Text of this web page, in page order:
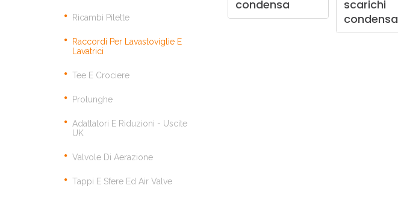
Ricambi Pilette
Raccordi Per Lavastoviglie E
Lavatrici
Tee E Crociere
Prolunghe
Adattatori E Riduzioni - Uscite
UK
Valvole Di Aerazione
Tappi E Sfere Ed Air Valve
condensa
scarichi
condensa